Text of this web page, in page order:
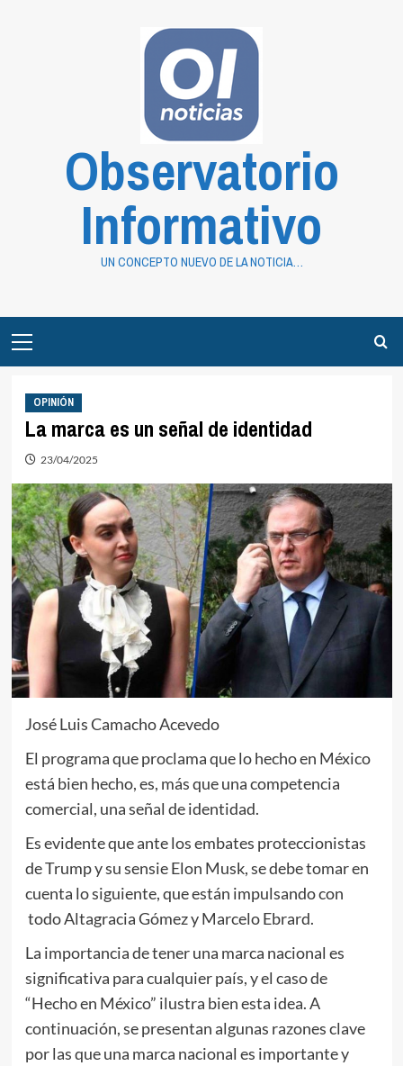
Observatorio
Informativo
UN CONCEPTO NUEVO DE LA NOTICIA…
Menu
OPINIÓN
La marca es un señal de identidad
23/04/2025
José Luis Camacho Acevedo
El programa que proclama que lo hecho en México
está bien hecho, es, más que una competencia
comercial, una señal de identidad.
Es evidente que ante los embates proteccionistas
de Trump y su sensie Elon Musk, se debe tomar en
cuenta lo siguiente, que están impulsando con
todo Altagracia Gómez y Marcelo Ebrard.
La importancia de tener una marca nacional es
significativa para cualquier país, y el caso de
“Hecho en México” ilustra bien esta idea. A
continuación, se presentan algunas razones clave
por las que una marca nacional es importante y